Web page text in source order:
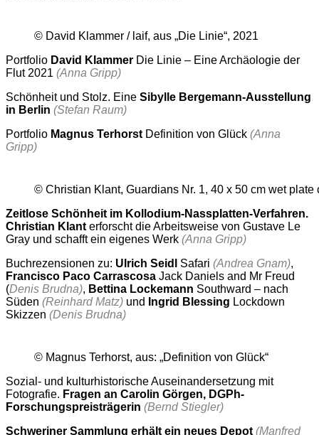
© David Klammer / laif, aus „Die Linie“, 2021
Portfolio David Klammer Die Linie – Eine Archäologie der
Flut 2021 (Anna Gripp)
Schönheit und Stolz. Eine Sibylle Bergemann-Ausstellung
in Berlin (Stefan Raum)
Portfolio Magnus Terhorst Definition von Glück (Anna
Gripp)
© Christian Klant, Guardians Nr. 1, 40 x 50 cm wet plate
Zeitlose Schönheit im Kollodium-Nassplatten-Verfahren.
Christian Klant erforscht die Arbeitsweise von Gustave Le
Gray und schafft ein eigenes Werk (Anna Gripp)
Buchrezensionen zu: Ulrich Seidl Safari (Andrea Gnam),
Francisco Paco Carrascosa Jack Daniels and Mr Freud
(Denis Brudna), Bettina Lockemann Southward – nach
Süden (Reinhard Matz) und Ingrid Blessing Lockdown
Skizzen (Denis Brudna)
© Magnus Terhorst, aus: „Definition von Glück“
Sozial- und kulturhistorische Auseinandersetzung mit
Fotografie. Fragen an Carolin Görgen, DGPh-
Forschungspreisträgerin (Bernd Stiegler)
Schweriner Sammlung erhält ein neues Depot (Manfred